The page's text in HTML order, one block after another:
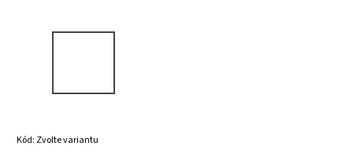
Kód: Zvolte variantu